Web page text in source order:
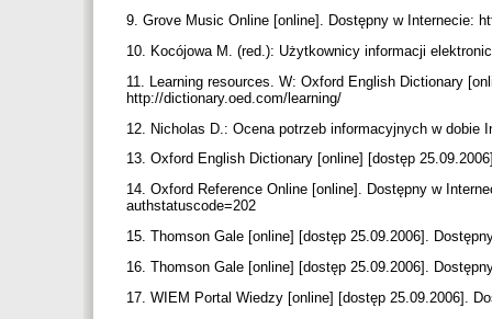
9. Grove Music Online [online]. Dostępny w Internecie:
10. Kocójowa M. (red.): Użytkownicy informacji
11. Learning resources. W: Oxford English Dictionary
http://dictionary.oed.com/learning/
12. Nicholas D.: Ocena potrzeb informacyjnych w dobie
13. Oxford English Dictionary [online] [dostęp
14. Oxford Reference Online [online]. Dostępny w
authstatuscode=202
15. Thomson Gale [online] [dostęp 25.09.2006].
16. Thomson Gale [online] [dostęp 25.09.2006].
17. WIEM Portal Wiedzy [online] [dostęp 25.09.2006].